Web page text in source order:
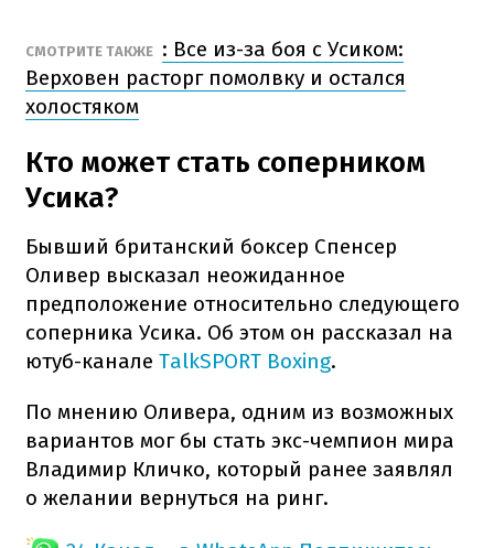
СМОТРИТЕ ТАКЖЕ : Все из-за боя с Усиком:
Верховен расторг помолвку и остался
холостяком
Кто может стать соперником
Усика?
Бывший британский боксер Спенсер
Оливер высказал неожиданное
предположение относительно следующего
соперника Усика. Об этом он рассказал на
ютуб-канале TalkSPORT Boxing.
По мнению Оливера, одним из возможных
вариантов мог бы стать экс-чемпион мира
Владимир Кличко, который ранее заявлял
о желании вернуться на ринг.